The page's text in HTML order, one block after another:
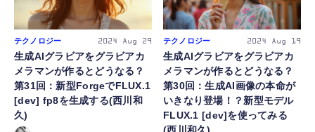
テクノロジー 2024 Aug 29
生成AIグラビアをグラビアカ
メラマンが作るとどうなる？
第31回：新型ForgeでFLUX.1
[dev] fp8を生成する(西川和
久)
テクノロジー 2024 Aug 19
生成AIグラビアをグラビアカ
メラマンが作るとどうなる？
第30回：生成AI画像の本命が
いきなり登場！？新型モデル
FLUX.1 [dev]を使ってみる